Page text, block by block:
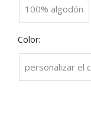
100% algodón
Color:
personalizar el